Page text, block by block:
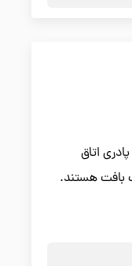
اتاق
بافت هستند.